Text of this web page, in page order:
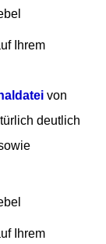
Ihrem
von
deutlich
Ihrem